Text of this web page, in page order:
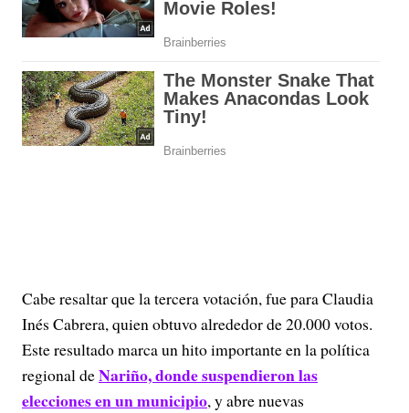
Cabe resaltar que la tercera votación, fue para Claudia
Inés Cabrera, quien obtuvo alrededor de 20.000 votos.
Este resultado marca un hito importante en la política
regional deNariño, donde suspendieron las
elecciones en un municipio, y abre nuevas